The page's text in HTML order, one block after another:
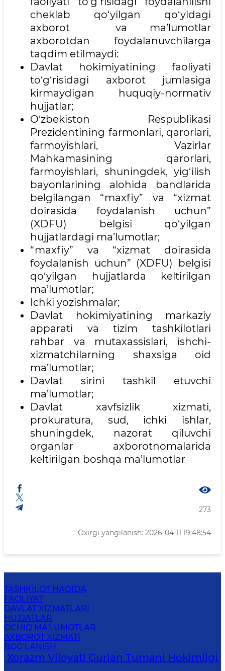
cheklab qo‘yilgan qo‘yidagi
axborot va ma’lumotlar
axborotdan foydalanuvchilarga
taqdim etilmaydi:
Davlat hokimiyatining faoliyati
to‘g‘risidagi axborot jumlasiga
kirmaydigan huquqiy-normativ
hujjatlar;
O‘zbekiston Respublikasi
Prezidentining farmonlari, qarorlari,
farmoyishlari, Vazirlar
Mahkamasining qarorlari,
farmoyishlari, shuningdek, yig‘ilish
bayonlarining alohida bandlarida
belgilangan “maxfiy” va “xizmat
doirasida foydalanish uchun”
(XDFU) belgisi qo‘yilgan
hujjatlardagi ma’lumotlar;
“maxfiy” va “xizmat doirasida
foydalanish uchun” (XDFU) belgisi
qo‘yilgan hujjatlarda keltirilgan
ma’lumotlar;
Ichki yozishmalar;
Davlat hokimiyatining markaziy
apparati va tizim tashkilotlari
rahbar va mutaxassislari, ishchi-
xizmatchilarning shaxsiga oid
ma’lumotlar;
Davlat sirini tashkil etuvchi
ma’lumotlar;
Davlat xavfsizlik xizmati,
prokuratura, sud, ichki ishlar,
shuningdek, nazorat qiluvchi
organlar axborotnomalarida
keltirilgan boshqa ma’lumotlar
273
Oxirgi yangilanish: 2026-04-11 19:48:54
TASHKILOT HAQIDA
FAOLIYAT
DAVLAT XIZMATLARI
HUJJATLAR
OCHIQ MA'LUMOTLAR
AXBOROT XIZMATI
BOG‘LANISH
Xorazm Viloyati Gurlan Tumani Hokimligi